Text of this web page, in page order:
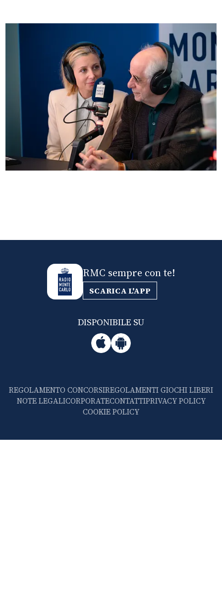
RMC sempre con te!
SCARICA L'APP
DISPONIBILE SU
REGOLAMENTO CONCORSIREGOLAMENTI GIOCHI LIBERI
NOTE LEGALICORPORATECONTATTIPRIVACY POLICY
COOKIE POLICY